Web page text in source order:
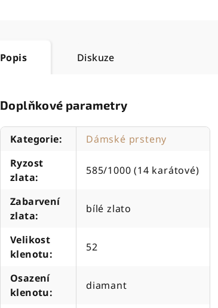
Popis Diskuze
Doplňkové parametry
Kategorie:
Dámské prsteny
Ryzost
zlata:
585/1000 (14 karátové)
Zabarvení
zlata:
bílé zlato
Velikost
klenotu:
52
Osazení
klenotu:
diamant